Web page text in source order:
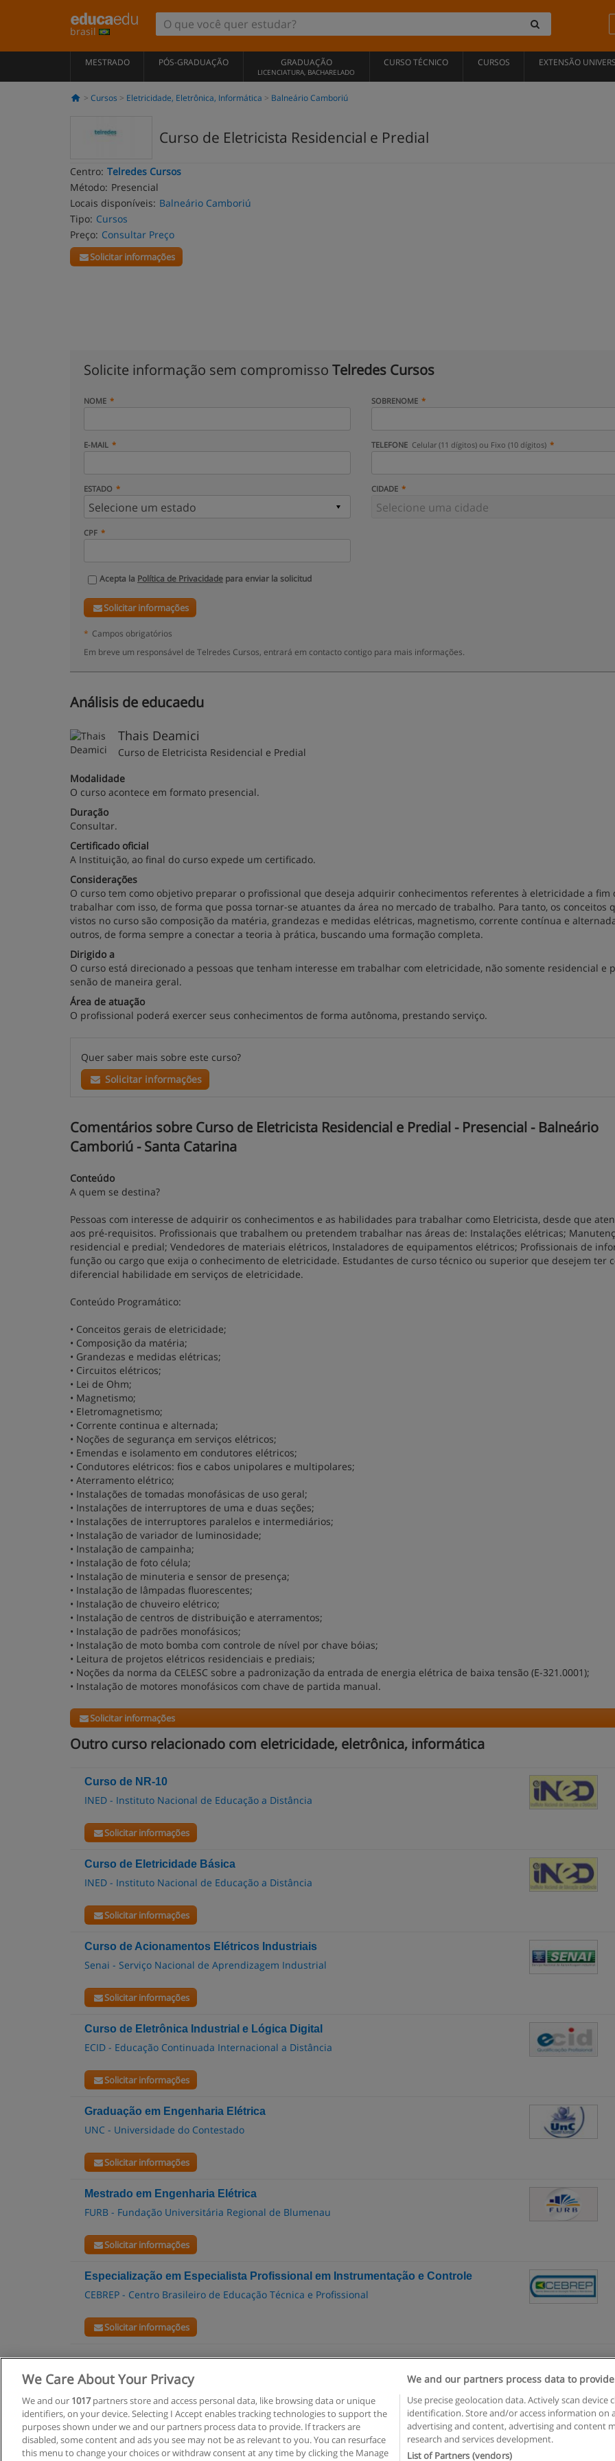
brasil
MESTRADO PÓS-GRADUAÇÃO GRADUAÇÃO
LICENCIATURA, BACHARELADO
CURSO TÉCNICO CURSOS EXTENSÃO
Cursos Eletricidade, Eletrônica, Informática Balneário Camboriú
Curso de Eletricista Residencial e Predial
Centro: Telredes Cursos
Método: Presencial
Locais disponíveis: Balneário Camboriú
Tipo: Cursos
Preço: Consultar Preço
Solicitar informações
Solicite informação sem compromisso Telredes Cursos
NOME SOBRENOME
E-MAIL TELEFONE Celular (11 dígitos) ou Fixo (10 dígitos)
ESTADO CIDADE
CPF
Acepta la Política de Privacidade para enviar la solicitud
Solicitar informações
* Campos obrigatórios
Em breve um responsável de Telredes Cursos, entrará em contacto contigo para mais informações.
Análisis de educaedu
Thais Deamici
Curso de Eletricista Residencial e Predial
Modalidade
O curso acontece em formato presencial.
Duração
Consultar.
Certificado oficial
A Instituição, ao final do curso expede um certificado.
Considerações
O curso tem como objetivo preparar o profissional que deseja adquirir conhecimentos referentes à eletricidade a fim
trabalhar com isso, de forma que possa tornar-se atuantes da área no mercado de trabalho. Para tanto, os conceitos
vistos no curso são composição da matéria, grandezas e medidas elétricas, magnetismo, corrente contínua e
outros, de forma sempre a conectar a teoria à prática, buscando uma formação completa.
Dirigido a
O curso está direcionado a pessoas que tenham interesse em trabalhar com eletricidade, não somente residencial e
senão de maneira geral.
Área de atuação
O profissional poderá exercer seus conhecimentos de forma autônoma, prestando serviço.
Quer saber mais sobre este curso?
Solicitar informações
Comentários sobre Curso de Eletricista Residencial e Predial - Presencial - Balneário
Camboriú - Santa Catarina
Conteúdo
A quem se destina?
Pessoas com interesse de adquirir os conhecimentos e as habilidades para trabalhar como Eletricista, desde que
aos pré-requisitos. Profissionais que trabalhem ou pretendem trabalhar nas áreas de: Instalações elétricas;
residencial e predial; Vendedores de materiais elétricos, Instaladores de equipamentos elétricos; Profissionais de
função ou cargo que exija o conhecimento de eletricidade. Estudantes de curso técnico ou superior que desejem ter
diferencial habilidade em serviços de eletricidade.
Conteúdo Programático:
• Conceitos gerais de eletricidade;
• Composição da matéria;
• Grandezas e medidas elétricas;
• Circuitos elétricos;
• Lei de Ohm;
• Magnetismo;
• Eletromagnetismo;
• Corrente continua e alternada;
• Noções de segurança em serviços elétricos;
• Emendas e isolamento em condutores elétricos;
• Condutores elétricos: fios e cabos unipolares e multipolares;
• Aterramento elétrico;
• Instalações de tomadas monofásicas de uso geral;
• Instalações de interruptores de uma e duas seções;
• Instalações de interruptores paralelos e intermediários;
• Instalação de variador de luminosidade;
• Instalação de campainha;
• Instalação de foto célula;
• Instalação de minuteria e sensor de presença;
• Instalação de lâmpadas fluorescentes;
• Instalação de chuveiro elétrico;
• Instalação de centros de distribuição e aterramentos;
• Instalação de padrões monofásicos;
• Instalação de moto bomba com controle de nível por chave bóias;
• Leitura de projetos elétricos residenciais e prediais;
• Noções da norma da CELESC sobre a padronização da entrada de energia elétrica de baixa tensão (E-321.0001);
• Instalação de motores monofásicos com chave de partida manual.
Solicitar informações
Outro curso relacionado com eletricidade, eletrônica, informática
Curso de NR-10
INED - Instituto Nacional de Educação a Distância
Solicitar informações
Curso de Eletricidade Básica
INED - Instituto Nacional de Educação a Distância
Solicitar informações
Curso de Acionamentos Elétricos Industriais
Senai - Serviço Nacional de Aprendizagem Industrial
Solicitar informações
Curso de Eletrônica Industrial e Lógica Digital
ECID - Educação Continuada Internacional a Distância
Solicitar informações
Graduação em Engenharia Elétrica
UNC - Universidade do Contestado
Solicitar informações
Mestrado em Engenharia Elétrica
FURB - Fundação Universitária Regional de Blumenau
Solicitar informações
Especialização em Especialista Profissional em Instrumentação e Controle
CEBREP - Centro Brasileiro de Educação Técnica e Profissional
Solicitar informações
Copyright © Educaedu Business S.L. - CIF : B-95610580: -www.educaedu-
We Care About Your Privacy
We and our 1017partners store and access personal data, like browsing data or unique
identifiers, on your device. Selecting I Accept enables tracking technologies to support the
purposes shown under we and our partners process data to provide. If trackers are
disabled, some content and ads you see may not be as relevant to you. You can resurface
this menu to change your choices or withdraw consent at any time by clicking the Manage
We and our partners process data to
Use precise geolocation data. Actively scan device
identification. Store and/or access information on
advertising and content, advertising and content
research and services development.
List of Partners (vendors)